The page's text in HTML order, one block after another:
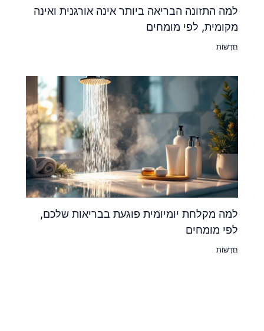
למה התזונה הבריאה ביותר אינה אורגנית ואינה
מקומית, לפי מומחים
חֲדָשׁוֹת
למה מקלחת יומיומית פוגעת בבריאות שלכם,
לפי מומחים
חֲדָשׁוֹת